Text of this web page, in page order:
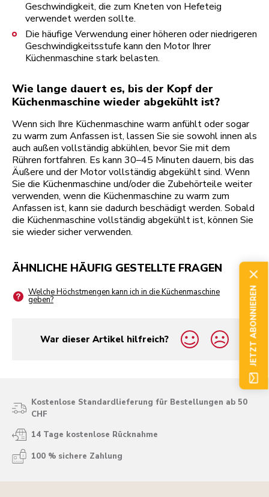
Geschwindigkeit, die zum Kneten von Hefeteig
verwendet werden sollte.
Die häufige Verwendung einer höheren oder niedrigeren
Geschwindigkeitsstufe kann den Motor Ihrer
Küchenmaschine stark belasten.
Wie lange dauert es, bis der Kopf der
Küchenmaschine wieder abgekühlt ist?
Wenn sich Ihre Küchenmaschine warm anfühlt oder sogar
zu warm zum Anfassen ist, lassen Sie sie sowohl innen als
auch außen vollständig abkühlen, bevor Sie mit dem
Rühren fortfahren. Es kann 30–45 Minuten dauern, bis das
Äußere und der Motor vollständig abgekühlt sind. Wenn
Sie die Küchenmaschine und/oder die Zubehörteile weiter
verwenden, wenn die Küchenmaschine zu warm zum
Anfassen ist, kann sie dadurch beschädigt werden. Sobald
die Küchenmaschine vollständig abgekühlt ist, können Sie
sie wieder sicher verwenden.
ÄHNLICHE HÄUFIG GESTELLTE FRAGEN
Welche Höchstmengen kann ich in die Küchenmaschine
geben?
War dieser Artikel hilfreich?
yes
no
Kostenlose Standardlieferung für Bestellungen ab 50
CHF
14 Tage kostenlose Rücknahme
100 % sichere Zahlung
JETZT ABONNIEREN